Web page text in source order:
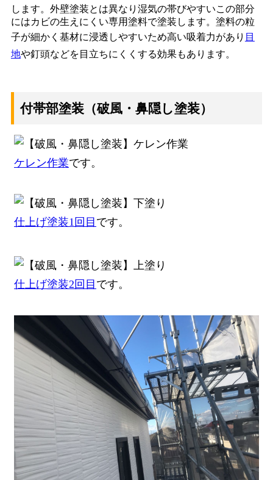
します。外壁塗装とは異なり湿気の帯びやすいこの部分
にはカビの生えにくい専用塗料で塗装します。塗料の粒
子が細かく基材に浸透しやすいため高い吸着力があり 目
地や釘頭などを目立ちにくくする効果もあります。
付帯部塗装（破風・鼻隠し塗装）
ケレン作業です。
仕上げ塗装1回目 です。
仕上げ塗装2回目 です。